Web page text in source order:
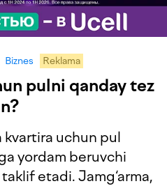
Biznes Reklama
pulni qanday tez
uchun pul
yordam beruvchi
etadi. Jamg‘arma,